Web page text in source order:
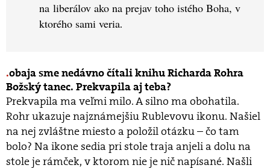
na liberálov ako na prejav toho istého Boha, v
ktorého sami veria.
obaja sme nedávno čítali knihu Richarda Rohra
Božský tanec. Prekvapila aj teba?
Prekvapila ma veľmi milo. A silno ma obohatila.
Rohr ukazuje najznámejšiu Rublevovu ikonu. Našiel
na nej zvláštne miesto a položil otázku – čo tam
bolo? Na ikone sedia pri stole traja anjeli a dolu na
stole je rámček, v ktorom nie je nič napísané. Našli